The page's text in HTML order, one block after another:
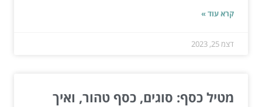
קרא עוד »
דצמ 25, 2023
מטיל כסף: סוגים, כסף טהור, ואיך